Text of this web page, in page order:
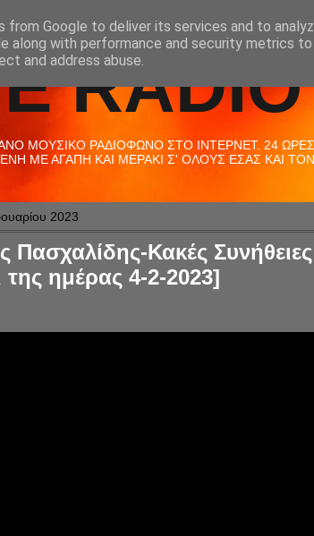
ΜΟΥΣΙΚΟ ΡΑΔΙΟΦΩΝΟ ΣΤΟ ΙΝΤΕΡΝΕΤ. 24 ΩΡΕΣ
ΜΕ ΑΓΑΠΗ ΚΑΙ ΜΕΡΑΚΙ Σ' ΟΛΟΥΣ ΕΣΑΣ ΚΑΙ
2023
Πασχαλίδης-Κακές
της ημέρας 4-2-2023]
from Google to deliver its services and to
along with performance and security metrics
and address abuse.